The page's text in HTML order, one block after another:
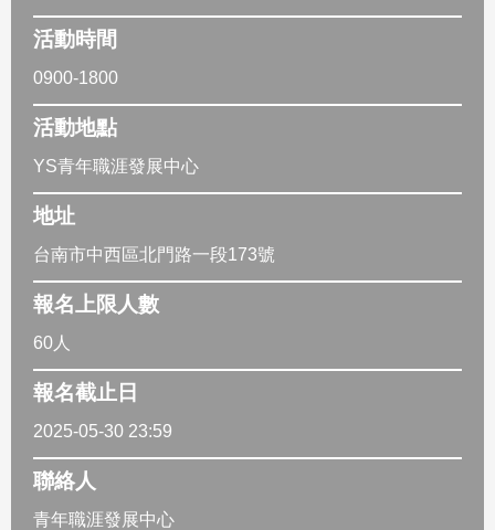
活動時間
0900-1800
活動地點
YS青年職涯發展中心
地址
台南市中西區北門路一段173號
報名上限人數
60人
報名截止日
2025-05-30 23:59
聯絡人
青年職涯發展中心